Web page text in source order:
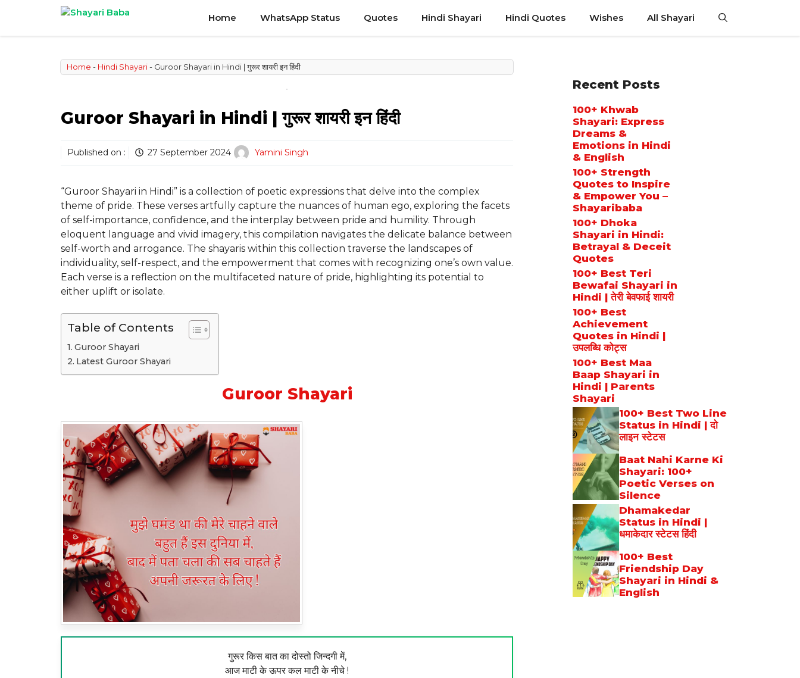
content
Home WhatsApp Status Quotes Hindi Shayari Hindi Quotes Wishes All Shayari
Home - Hindi Shayari- Guroor Shayari in Hindi | गुरूर शायरी इन हिंदी
Guroor Shayari in Hindi | गुरूर शायरी इन हिंदी
Published on : 27 September 2024 Yamini Singh
“Guroor Shayari in Hindi” is a collection of poetic expressions that delve into the complex
theme of pride. These verses artfully capture the nuances of human ego, exploring the facets
of self-importance, confidence, and the interplay between pride and humility. Through
eloquent language and vivid imagery, this compilation navigates the delicate balance between
self-worth and arrogance. The shayaris within this collection traverse the landscapes of
individuality, self-respect, and the empowerment that comes with recognizing one’s own value.
Each verse is a reflection on the multifaceted nature of pride, highlighting its potential to
either uplift or isolate.
Table of Contents
Guroor Shayari
Latest Guroor Shayari
Guroor Shayari
गुरूर किस बात का दोस्तो जिन्दगी में,
आज माटी के ऊपर कल माटी के नीचे !
Recent Posts
100+ Khwab
Shayari: Express
Dreams &
Emotions in Hindi
& English
100+ Strength
Quotes to Inspire
& Empower You –
Shayaribaba
100+ Dhoka
Shayari in Hindi:
Betrayal & Deceit
Quotes
100+ Best Teri
Bewafai Shayari in
Hindi | तेरी बेवफाई शायरी
100+ Best
Achievement
Quotes in Hindi |
उपलब्धि कोट्स
100+ Best Maa
Baap Shayari in
Hindi | Parents
Shayari
100+ Best Two Line
Status in Hindi | दो
लाइन स्टेटस
Baat Nahi Karne Ki
Shayari: 100+
Poetic Verses on
Silence
Dhamakedar
Status in Hindi |
धमाकेदार स्टेटस हिंदी
100+ Best
Friendship Day
Shayari in Hindi &
English